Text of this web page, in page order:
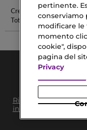
Crema Solare
Totale
Labbra
Ciliegia
Ritiro in negozio
in 2H
pertinente.
conserviamo
modificare le
momento
cookie",
pagina del
Privacy